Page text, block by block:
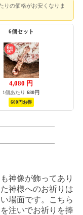
りの価格がお安くなりま
6個セット
4,080 円
1個あたり680円
600円お得
神像が飾ってあり
神様へのお祈りは
場面です。こちら
注いでお祈りを捧